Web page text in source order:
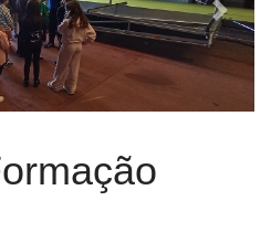
Next